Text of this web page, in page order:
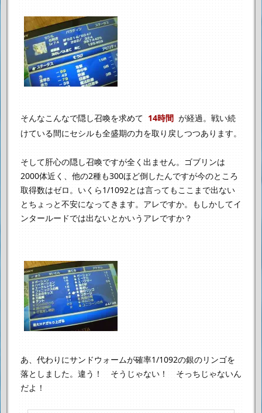
そんなこんなで隠し召喚を求めて 14時間 が経過。 戦い続
けている間にセシルも全盛期の力を取り戻しつつあります。
そして肝心の隠し召喚ですが全く出ません。 ゴブリンは
2000体近く、他の2種も300ほど倒したんですが今のところ
取得数はゼロ。 いくら1/1092とは言ってもここまで出ない
とちょっと不安になってきます。 アレですか。もしかしてイ
ンタールードでは出ないとかいうアレですか？
あ、代わりにサンドウォームが確率1/1092の銀のリンゴを
落としました。 違う！ そうじゃない！ そっちじゃないん
だよ！